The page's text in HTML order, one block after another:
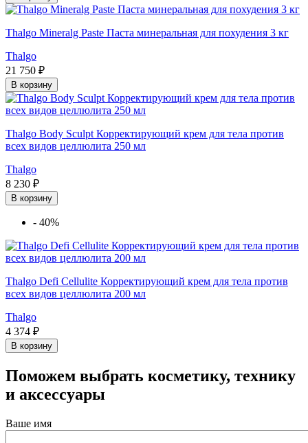
Thalgo Mineralg Paste Паста минеральная для похудения 3 кг
Thalgo
21 750 ₽
В корзину
Thalgo Body Sculpt Корректирующий крем для тела против
всех видов целлюлита 250 мл
Thalgo
8 230 ₽
В корзину
- 40%
Thalgo Defi Cellulite Корректирующий крем для тела против
всех видов целлюлита 200 мл
Thalgo
4 374 ₽
В корзину
Поможем выбрать косметику, технику
и аксессуары
Ваше имя